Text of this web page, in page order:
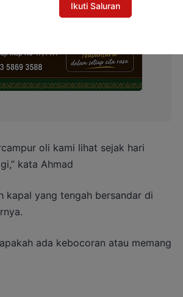
oli kami lihat sejak hari
kata Ahmad
kapal yang tengah bersandar di
ada kebocoran atau memang
Ikuti Saluran